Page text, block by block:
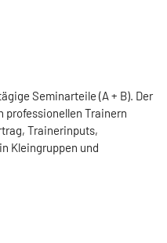
Seminarteile (A + B). Der
Trainern
Trainerinputs,
Kleingruppen und